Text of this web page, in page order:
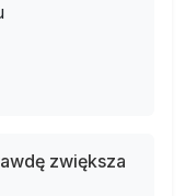
zwiększa